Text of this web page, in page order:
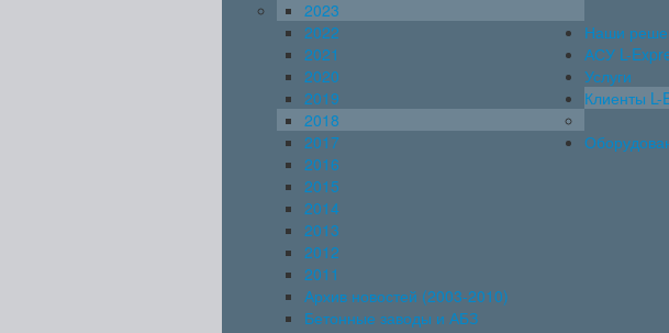
2023
2022
2021
2020
2019
2018
2017
2016
2015
2014
2013
2012
2011
Архив новостей (2003-2010)
Наши
АСУ L-
Услуги
Клиенты L-
Бетонные заводы и АБЗ